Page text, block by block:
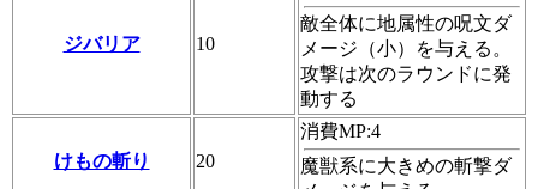
ジバリア 10
敵全体に地属性の呪文ダ
メージ（小）を与える。
攻撃は次のラウンドに発
動する
けもの斬り 20
消費MP:4
魔獣系に大きめの斬撃ダ